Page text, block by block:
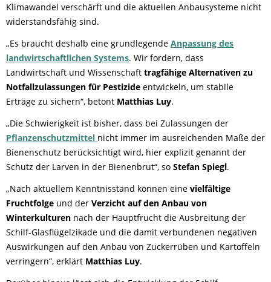
Klimawandel verschärft und die aktuellen Anbausysteme nicht
widerstandsfähig sind.
„Es braucht deshalb eine grundlegende Anpassung des
landwirtschaftlichen Systems. Wir fordern, dass
Landwirtschaft und Wissenschaft tragfähige Alternativen zu
Notfallzulassungen für Pestizide entwickeln, um stabile
Erträge zu sichern“, betont Matthias Luy.
„Die Schwierigkeit ist bisher, dass bei Zulassungen der
Pflanzenschutzmittel nicht immer im ausreichenden Maße der
Bienenschutz berücksichtigt wird, hier explizit genannt der
Schutz der Larven in der Bienenbrut“, so Stefan Spiegl.
„Nach aktuellem Kenntnisstand können eine vielfältige
Fruchtfolge und der Verzicht auf den Anbau von
Winterkulturen nach der Hauptfrucht die Ausbreitung der
Schilf-Glasflügelzikade und die damit verbundenen negativen
Auswirkungen auf den Anbau von Zuckerrüben und Kartoffeln
verringern“, erklärt Matthias Luy.